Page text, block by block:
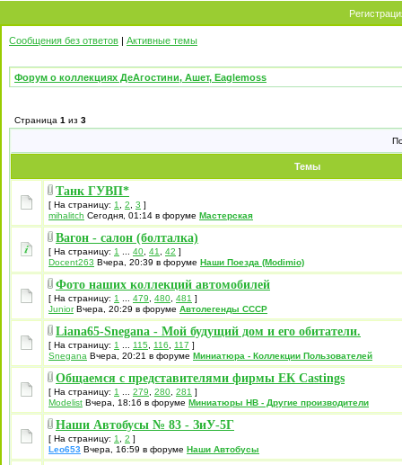
Сообщения без ответов | Активные темы
Форум о коллекциях ДеАгостини, Ашет, Eaglemoss
Страница 1 из 3
Темы
Танк ГУВП*
[ На страницу: 1 2 3 ]
mihalitch Сегодня, 01:14 в форуме Мастерская
Вагон - салон (болталка)
[ На страницу: 1 40 41 42 ]
Docent263 Вчера, 20:39 в форуме Наши Поезда (Modimio)
Фото наших коллекций автомобилей
[ На страницу: 1 479 480 481 ]
JuniorВчера, 20:29 в форуме Автолегенды СССР
Liana65-Snegana - Мой будущий дом и его обитатели.
[ На страницу: 1 115 116 117 ]
Snegana Вчера, 20:21 в форуме Миниатюра - Коллекции Пользователей
Общаемся с представителями фирмы EК Castings
[ На страницу: 1 279 280 281 ]
Modelist Вчера, 18:16 в форуме Миниатюры НВ - Другие производители
Наши Автобусы № 83 - ЗиУ-5Г
[ На страницу: 1 2 ]
Leo653 Вчера, 16:59 в форуме Наши Автобусы